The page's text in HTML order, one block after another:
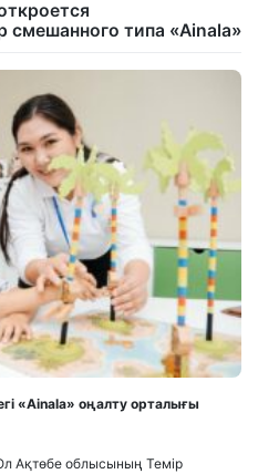
смешанного типа «Ainala»
«Ainala» оңалту орталығы
Ақтөбе облысының Темір